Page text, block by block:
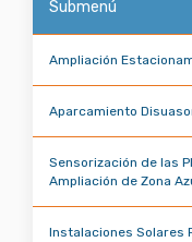
Submenú
Ampliación
Aparcamiento
Sensorización de las
Ampliación de Zona
Instalaciones Solares